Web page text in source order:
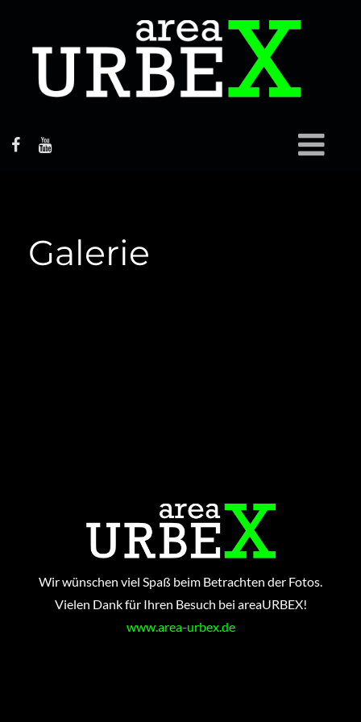
Galerie
Wir wünschen viel Spaß beim Betrachten der Fotos.
Vielen Dank für Ihren Besuch bei areaURBEX!
www.area-urbex.de